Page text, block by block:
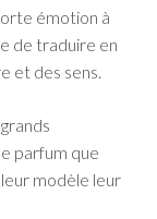
émotion à
de traduire en
et des sens.
parfum que
modèle leur